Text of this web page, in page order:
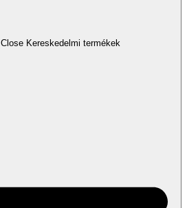
Close Kereskedelmi termékek